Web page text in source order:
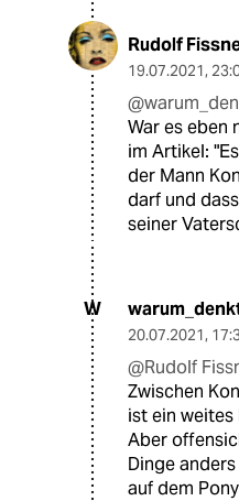
Rudolf
19.07.2021,
War es eben
im Artikel:
der Mann
darf und
seiner
W
20.07.2021,
@Rudolf
Zwischen
ist ein weites
Aber
Dinge
auf dem